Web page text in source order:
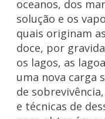
oceanos, dos
solução e os
quais originam
doce, por
os lagos, as
uma nova carga
de
e técnicas de